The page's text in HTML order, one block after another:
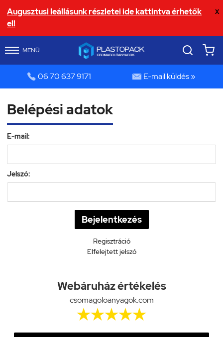
Augusztusi leállásunk részletei ide kattintva érhetők
el!
X
MENÜ
 06 70 637 9171  E-mail küldés »
Belépési adatok
E-mail:
Jelszó:
Regisztráció
Elfelejtett jelszó
Webáruház értékelés
csomagoloanyagok.com
